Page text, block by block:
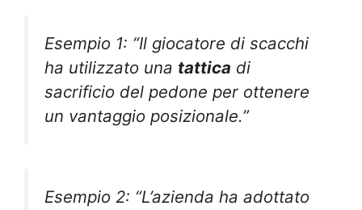
Esempio 1: “Il giocatore di scacchi
ha utilizzato una tattica di
sacrificio del pedone per ottenere
un vantaggio posizionale.”
Esempio 2: “L’azienda ha adottato